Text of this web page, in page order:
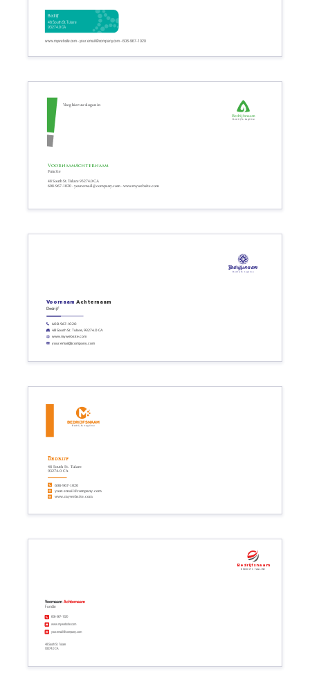
www.mywebsite.com - your.email@company.com - 608-967-1020
48 South St. Tulare
93274.0 CA
Bedrijf
608-967-1020 - your.email@company.com - www.mywebsite.com
48 South St. Tulare 93274.0 CA
VoornaamAchternaam
Functie
Voeg hier uw slogan in
Bedrijfsnaam
Bedrijfs tagline
your.email@company.com
www.mywebsite.com
Bedrijf
608-967-1020
48 South St. Tulare, 93274.0 CA
Voornaam Achternaam
Bedrijfsnaam
Bedrijfs tagline
www.mywebsite.com
48 South St. Tulare
93274.0 CA
608-967-1020
your.email@company.com
Bedrijf
Bedrijfsnaam
Bedrijfs tagline
48 South St. Tulare
93274.0 CA
www.mywebsite.com
608-967-1020
your.email@company.com
Functie
Voornaam Achternaam
Bedrijfsnaam
Bedrijfs tagline